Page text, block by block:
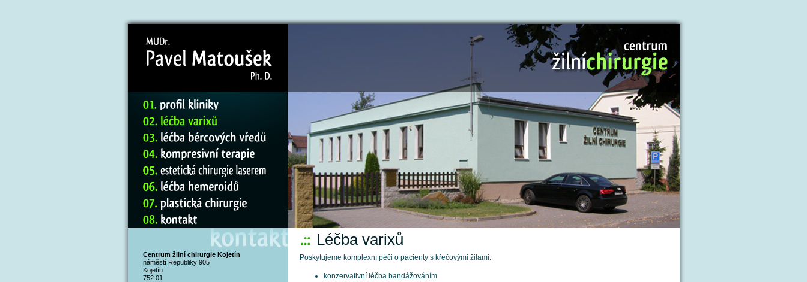
Centrum žilní chirurgie Kojetín
náměstí Republiky 905
Kojetín
752 01
Léčba varixů
Poskytujeme komplexní péči o pacienty s křečovými žilami:
konzervativní léčba bandážováním